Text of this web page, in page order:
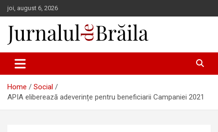
Skip
to
content
joi, august 6, 2026
Jurnalul de Brăila
Home
Social
APIA eliberează adeverințe pentru beneficiarii Campaniei 2021